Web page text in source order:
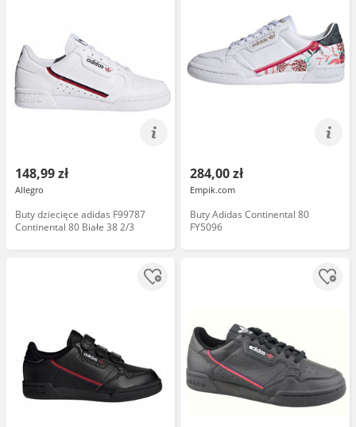
148,99 zł
Allegro
Buty dziecięce adidas F99787
Continental 80 Białe 38 2/3
284,00 zł
Empik.com
Buty Adidas Continental 80
FY5096